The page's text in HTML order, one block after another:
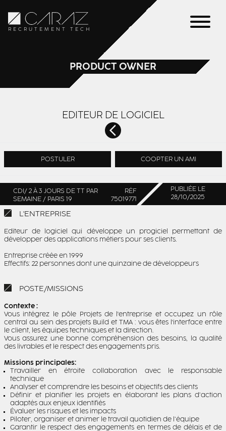
RECRUTEMENT TECH
PRODUCT OWNER
EDITEUR DE LOGICIEL
POSTULER COOPTER UN AMI
CDI/ 2 À 3 JOURS DE TT PAR
SEMAINE / PARIS 19
RÉF
75019771
PUBLIÉE LE
28/10/2025
L'ENTREPRISE
Editeur de logiciel qui développe un progiciel permettant de
développer des applications métiers pour ses clients.
Entreprise créée en 1999
Effectifs: 22 personnes dont une quinzaine de développeurs
POSTE/MISSIONS
Contexte :
Vous intégrez le pôle Projets de l'entreprise et occupez un rôle
central au sein des projets Build et TMA : vous êtes l'interface entre
le client, les équipes techniques et la direction.
Vous assurez une bonne compréhension des besoins, la qualité
des livrables et le respect des engagements pris.
Missions principales:
Travailler en étroite collaboration avec le responsable
technique
Analyser et comprendre les besoins et objectifs des clients
Définir et planifier les projets en élaborant les plans d’action
adaptés aux enjeux identifiés
Évaluer les risques et les impacts
Piloter, organiser et animer le travail quotidien de l’équipe
Garantir le respect des engagements en termes de délais et de